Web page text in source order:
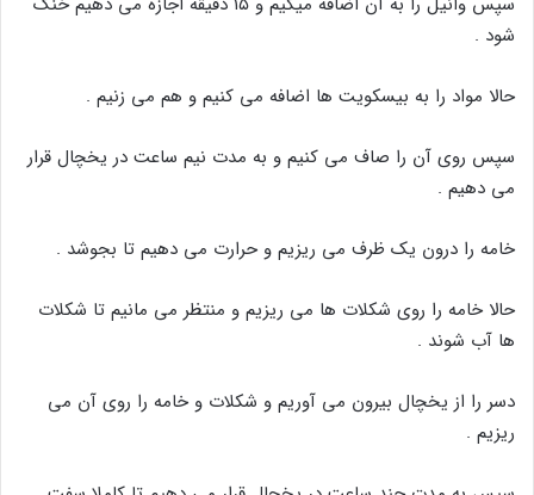
شود .
حالا مواد را به بیسکویت ها اضافه می کنیم و هم می زنیم .
سپس روی آن را صاف می کنیم و به مدت نیم ساعت در یخچال قرار
می دهیم .
خامه را درون یک ظرف می ریزیم و حرارت می دهیم تا بجوشد .
حالا خامه را روی شکلات ها می ریزیم و منتظر می مانیم تا شکلات
ها آب شوند .
دسر را از یخچال بیرون می آوریم و شکلات و خامه را روی آن می
ریزیم .